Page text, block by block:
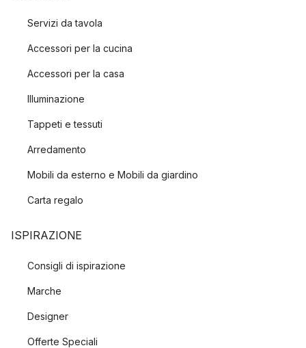
Servizi da tavola
Accessori per la cucina
Accessori per la casa
Illuminazione
Tappeti e tessuti
Arredamento
Mobili da esterno e Mobili da giardino
Carta regalo
ISPIRAZIONE
Consigli di ispirazione
Marche
Designer
Offerte Speciali